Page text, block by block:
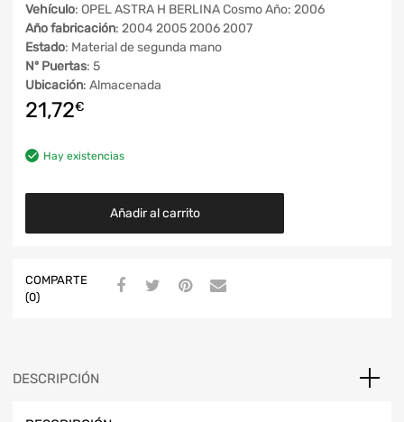
Vehículo: OPEL ASTRA H BERLINA Cosmo Año: 2006
Año fabricación: 2004 2005 2006 2007
Estado: Material de segunda mano
Nº Puertas: 5
Ubicación: Almacenada
21,72€
Hay existencias
Añadir al carrito
COMPARTE
(0)
DESCRIPCIÓN